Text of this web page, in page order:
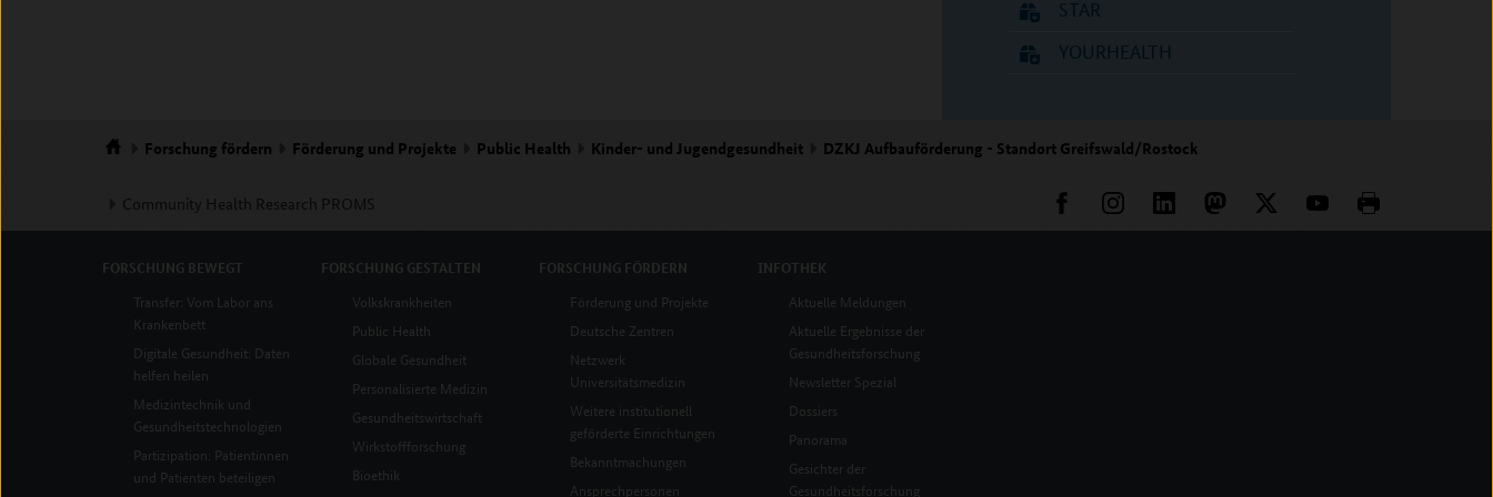
STAR
YOURHEALTH
Forschung fördern Förderung und Projekte Public Health Kinder- und Jugendgesundheit DZKJ Aufbauförderung - Standort Greifswald/Rostock
Community Health Research PROMS
FORSCHUNG BEWEGT
Transfer: Vom Labor ans
Krankenbett
Digitale Gesundheit: Daten
helfen heilen
Medizintechnik und
Gesundheitstechnologien
Partizipation: Patientinnen
und Patienten beteiligen
FORSCHUNG GESTALTEN
Volkskrankheiten
Public Health
Globale Gesundheit
Personalisierte Medizin
Gesundheitswirtschaft
Wirkstoffforschung
Bioethik
FORSCHUNG FÖRDERN
Förderung und Projekte
Deutsche Zentren
Netzwerk
Universitätsmedizin
Weitere institutionell
geförderte Einrichtungen
Bekanntmachungen
Ansprechpersonen
INFOTHEK
Aktuelle Meldungen
Aktuelle Ergebnisse der
Gesundheitsforschung
Newsletter Spezial
Dossiers
Panorama
Gesichter der
Gesundheitsforschung